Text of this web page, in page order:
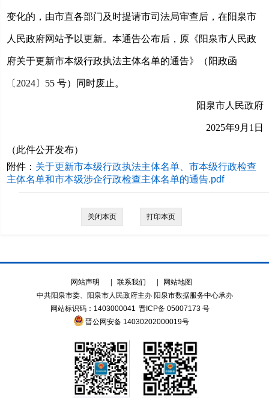
变化的，由市直各部门及时提请市司法局审查后，在阳泉市
人民政府网站予以更新。本通告公布后，原《阳泉市人民政
府关于更新市本级行政执法主体名单的通告》（阳政函
〔 2024〕 55 号）同时废止。
阳泉市人民政府
2025年9月 1 日
（此件公开发布）
附件： 关于更新市本级行政执法主体名单、市本级行政检查
主体名单和市本级涉企行政检查主体名单的通告.pdf